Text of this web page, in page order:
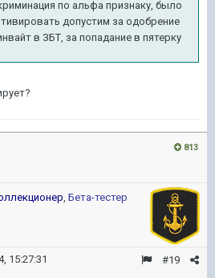
по альфа признаку, было
допустим за одобрение
в ЗБТ, за попадание в пятерку
813
, Бета-тестер
#19
15:27:31